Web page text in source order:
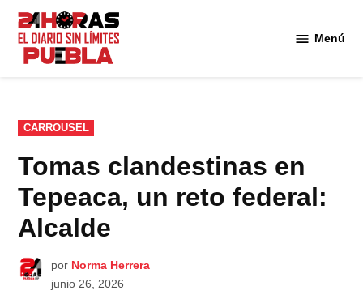
Saltar
contenido
Menú
PUBLICADO
EN
CARROUSEL
Tomas clandestinas en
Tepeaca, un reto federal:
Alcalde
por Norma Herrera
junio 26, 2026